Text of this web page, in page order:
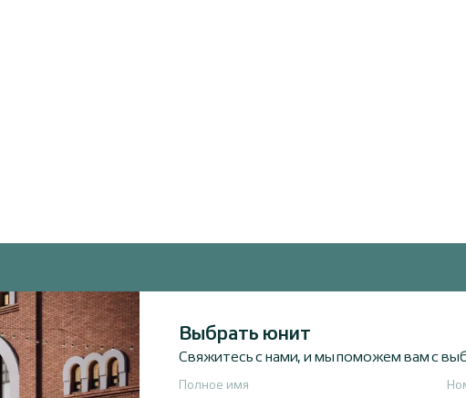
Выбрать юнит
Свяжитесь с нами, и мы поможем вам с
Полное имя